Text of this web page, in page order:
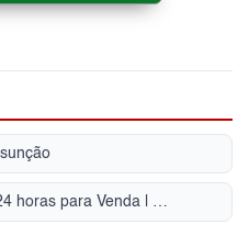
Apartamento com portaria 24 horas para Venda | Assunção